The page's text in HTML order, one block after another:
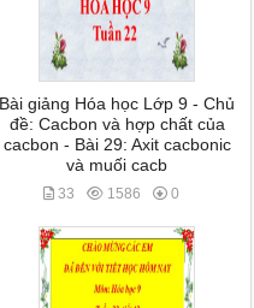
Bài giảng Hóa học Lớp 9 - Chủ
đề: Cacbon và hợp chất của
cacbon - Bài 29: Axit cacbonic
và muối cacb
33 1586 0